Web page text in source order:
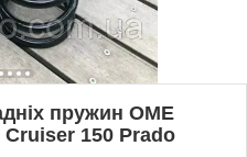
пружин OME
Cruiser 150 Prado